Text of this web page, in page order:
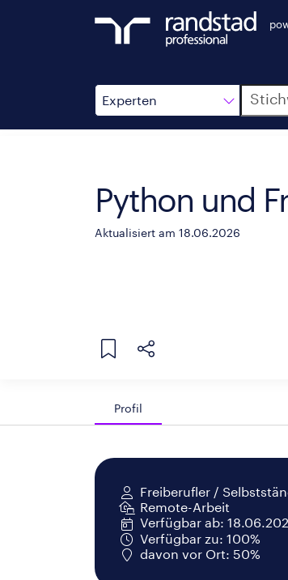
Experten
Suche
Python und
Aktualisiert am 18.06.2026
Profil
Freiberufler /
Remote-Arbeit
Verfügbar ab:
Verfügbar zu: 100%
davon vor Ort: 50%